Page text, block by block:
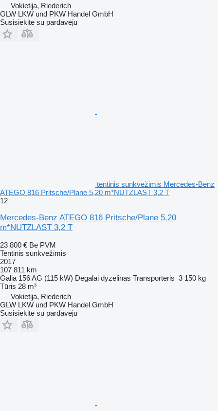
Vokietija, Riederich
GLW LKW und PKW Handel GmbH
Susisiekite su pardavėju
tentinis sunkvežimis Mercedes-Benz
ATEGO 816 Pritsche/Plane 5,20 m*NUTZLAST 3,2 T
12
Mercedes-Benz ATEGO 816 Pritsche/Plane 5,20
m*NUTZLAST 3,2 T
23 800 € Be PVM
Tentinis sunkvežimis
2017
107 811 km
Galia 156 AG (115 kW) Degalai dyzelinas Transporteris 3 150 kg
Tūris 28 m³
Vokietija, Riederich
GLW LKW und PKW Handel GmbH
Susisiekite su pardavėju